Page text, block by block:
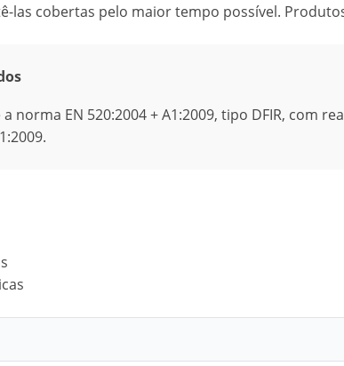
las cobertas pelo maior tempo possível.
norma EN 520:2004 + A1:2009, tipo DFIR, com